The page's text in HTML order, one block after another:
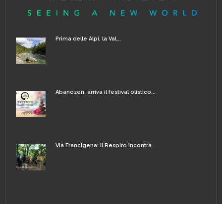
Prima delle Alpi, la Val...
Abanozen: arriva il festival olistico...
Via Francigena: il Respiro incontra